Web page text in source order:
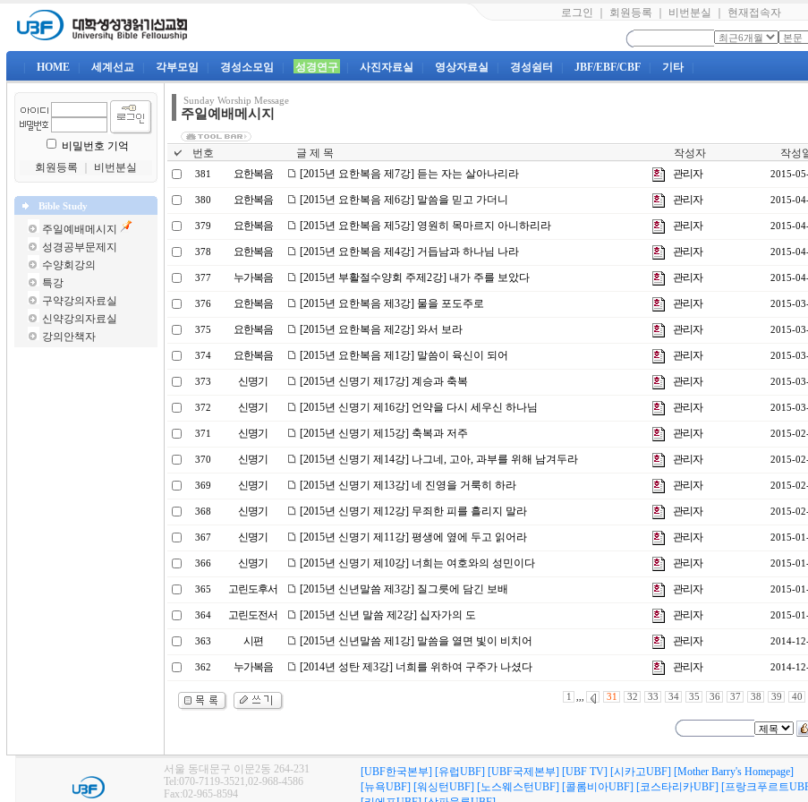
로그인 회원등록 비번분실 현재접속자
HOME 세계선교 각부모임 경성소모임 성경연구 사진자료실 영상자료실 경성쉼터 JBF/EBF/CBF 기타
비밀번호 기억
회원등록
비번분실
Bible Study
주일예배메시지
성경공부문제지
수양회강의
특강
구약강의자료실
신약강의자료실
강의안책자
Sunday Worship Message
주일예배메시지
번호 글 제 목 작성자 작성
381 요한복음 [2015년 요한복음 제7강] 듣는 자는 살아나리라 관리자 2015-
380 요한복음 [2015년 요한복음 제6강] 말씀을 믿고 가더니 관리자 2015-
379 요한복음 [2015년 요한복음 제5강] 영원히 목마르지 아니하리라 관리자 2015-
378 요한복음 [2015년 요한복음 제4강] 거듭남과 하나님 나라 관리자 2015-
377 누가복음 [2015년 부활절수양회 주제2강] 내가 주를 보았다 관리자 2015-
376 요한복음 [2015년 요한복음 제3강] 물을 포도주로 관리자 2015-
375 요한복음 [2015년 요한복음 제2강] 와서 보라 관리자 2015-
374 요한복음 [2015년 요한복음 제1강] 말씀이 육신이 되어 관리자 2015-
373 신명기 [2015년 신명기 제17강] 계승과 축복 관리자 2015-
372 신명기 [2015년 신명기 제16강] 언약을 다시 세우신 하나님 관리자 2015-
371 신명기 [2015년 신명기 제15강] 축복과 저주 관리자 2015-
370 신명기 [2015년 신명기 제14강] 나그네, 고아, 과부를 위해 남겨두라 관리자 2015-
369 신명기 [2015년 신명기 제13강] 네 진영을 거룩히 하라 관리자 2015-
368 신명기 [2015년 신명기 제12강] 무죄한 피를 흘리지 말라 관리자 2015-
367 신명기 [2015년 신명기 제11강] 평생에 옆에 두고 읽어라 관리자 2015-
366 신명기 [2015년 신명기 제10강] 너희는 여호와의 성민이다 관리자 2015-
365 고린도후서 [2015년 신년말씀 제3강] 질그릇에 담긴 보배 관리자 2015-
364 고린도전서 [2015년 신년 말씀 제2강] 십자가의 도 관리자 2015-
363 시편 [2015년 신년말씀 제1강] 말씀을 열면 빛이 비치어 관리자 2014-
362 누가복음 [2014년 성탄 제3강] 너희를 위하여 구주가 나셨다 관리자 2014-
1 ,,, 31 32 33 34 35 36 37 38 39 40
서울 동대문구 이문2동 264-231
Tel:070-7119-3521,02-968-4586
Fax:02-965-8594
[UBF한국본부] [유럽UBF] [UBF국제본부] [UBF TV] [시카고UBF] [Mother Barry's Homepage]
[뉴욕UBF] [워싱턴UBF] [노스웨스턴UBF] [콜롬비아UBF] [코스타리카UBF] [프랑크푸르트